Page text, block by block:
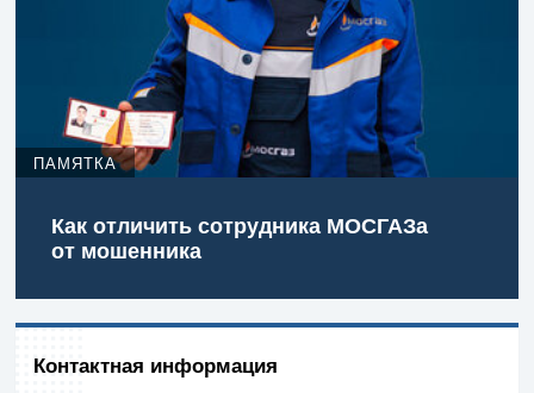
ПАМЯТКА
Как отличить сотрудника МОСГАЗа
от мошенника
Контактная информация